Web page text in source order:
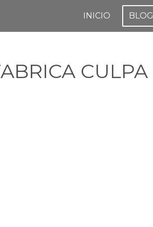
INICIO BLOG
CULPA